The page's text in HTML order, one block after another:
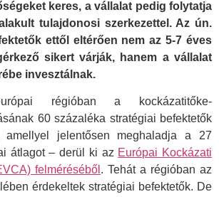
keres, a vállalat pedig folytatja
tulajdonosi szerkezettel. Az ún.
ettől eltérően nem az 5-7 éves
sikert várják, hanem a vállalat
invesztálnak.
régióban a kockázatitőke-
60 százaléka stratégiai befektetők
amellyel jelentősen meghaladja a 27
átlagot – derül ki az Európai Kockázati
felméréséből . Tehát a régióban az
érdekeltek stratégiai befektetők. De